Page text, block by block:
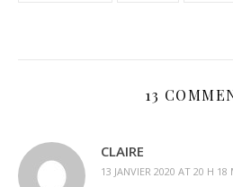
13
CLAIRE
13 JANVIER 2020 AT 20 H 18